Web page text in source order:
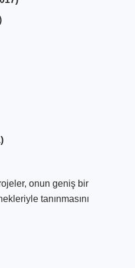
onun geniş bir
tanınmasını